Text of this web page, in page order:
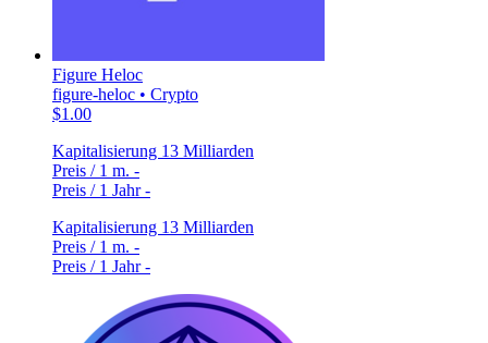
Figure Heloc
figure-heloc • Crypto
$1.00
Kapitalisierung 13 Milliarden
Preis / 1 m. -
Preis / 1 Jahr-
Kapitalisierung 13 Milliarden
Preis / 1 m. -
Preis / 1 Jahr-